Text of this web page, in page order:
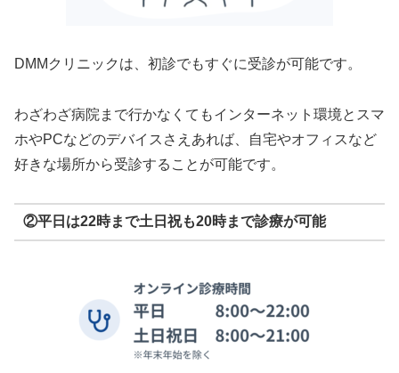
DMMクリニックは、初診でもすぐに受診が可能です。
わざわざ病院まで行かなくてもインターネット環境とスマ
ホやPCなどのデバイスさえあれば、自宅やオフィスなど
好きな場所から受診することが可能です。
②平日は22時まで土日祝も20時まで診療が可能